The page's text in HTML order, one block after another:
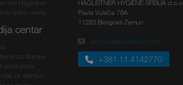
bei Hagleitner
radna mesta
centar
za štampu
preduzeća
za štampu
HAGLEITNER HYGIENE SRBIJA d.o.o.
Pavla Vuisića 78A
11283 Beograd-Zemun
beograd@hagleitner.com
+381 11 4142770